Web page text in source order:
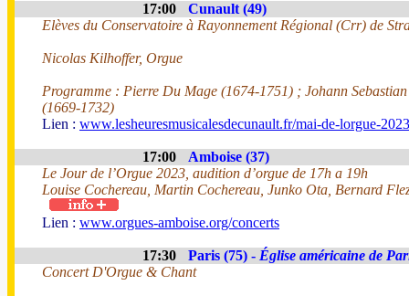
17:00
Cunault (49)
Elèves du Conservatoire à Rayonnement Régional (Crr) de
Nicolas Kilhoffer, Orgue
Programme : Pierre Du Mage (1674-1751) ; Johann
(1669-1732)
Lien : www.lesheuresmusicalesdecunault.fr/mai-de-lorgue-
17:00
Amboise (37)
Le Jour de l’Orgue 2023, audition d’orgue de 17h a 19h
Louise Cochereau, Martin Cochereau, Junko Ota, Bernard
Lien : www.orgues-amboise.org/concerts
17:30 Paris (75) - Église américaine de
Concert D'Orgue & Chant